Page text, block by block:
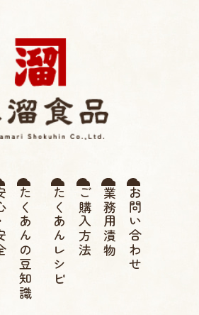
ん 水溜食品 |
たくあん、高
ぼ漬け
全たくあんの豆知識 たくあんレシピご購入方法業務用漬物お問い合わせ